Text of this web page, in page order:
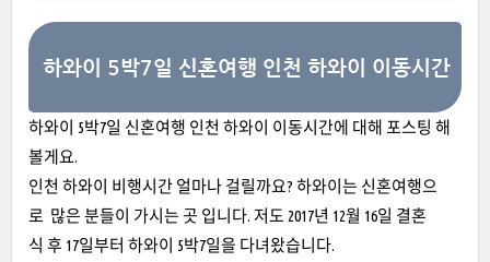
하와이 5박7일 신혼여행 인천 하와이 이동시간
하와이 5박7일 신혼여행 인천 하와이 이동시간에 대해 포스팅 해
볼게요.
인천 하와이 비행시간 얼마나 걸릴까요? 하와이는 신혼여행으
로 많은 분들이 가시는 곳 입니다. 저도 2017년 12월 16일 결혼
식 후 17일부터 하와이 5박7일을 다녀왔습니다.